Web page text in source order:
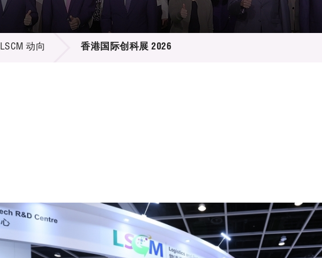
招标通告
征求研发项目计划书
项目资料库
资讯中心
多媒体
出版刊物
LSCM 动向 香港国际创科展 2026